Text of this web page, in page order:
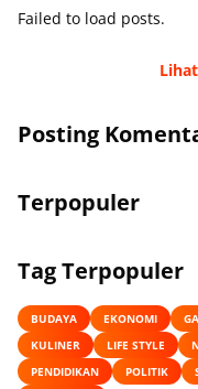
Failed to load posts.
Posting
Terpopuler
Tag Terpopuler
BUDAYA EKONOMI
KULINER
LIFE STYLE
PENDIDIKAN
POLITIK